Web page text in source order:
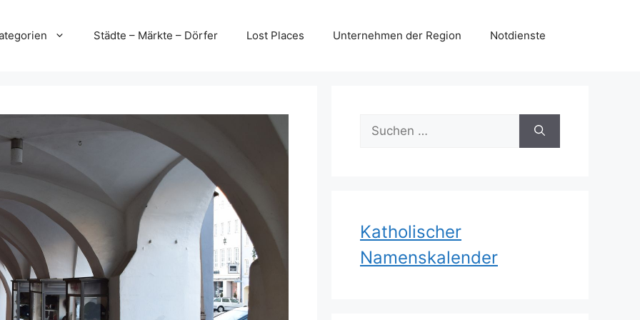
Städte – Märkte – Dörfer Lost Places Unternehmen der Region Notdienste
Suchen
nach:
Katholischer
Namenskalender